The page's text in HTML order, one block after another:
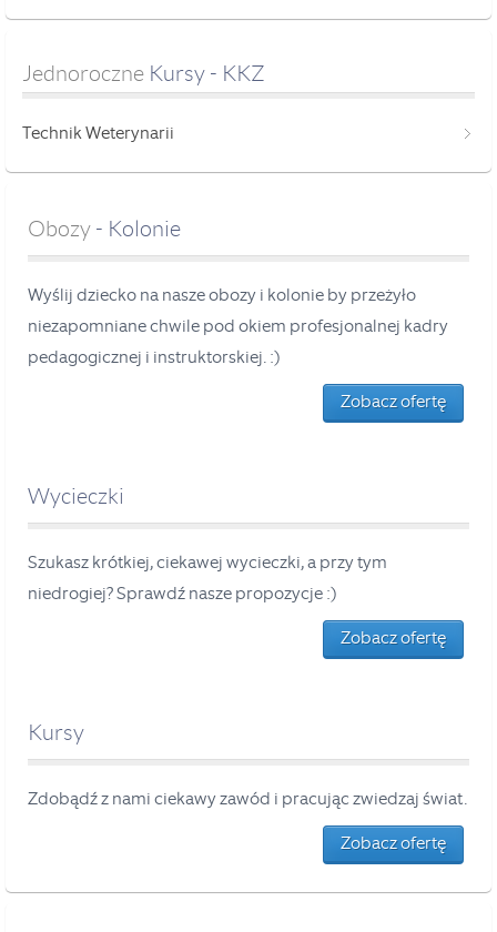
Jednoroczne Kursy - KKZ
Technik Weterynarii
Obozy - Kolonie
Wyślij dziecko na nasze obozy i kolonie by przeżyło
niezapomniane chwile pod okiem profesjonalnej kadry
pedagogicznej i instruktorskiej. :)
Zobacz ofertę
Wycieczki
Szukasz krótkiej, ciekawej wycieczki, a przy tym
niedrogiej? Sprawdź nasze propozycje :)
Zobacz ofertę
Kursy
Zdobądź z nami ciekawy zawód i pracując zwiedzaj świat.
Zobacz ofertę